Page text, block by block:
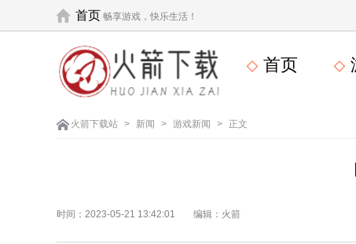
首页 畅享游戏，快乐生活！
首页
火箭下载站 > 新闻 > 游戏新闻 > 正文
时间：2023-05-21 13:42:01 编辑：火箭